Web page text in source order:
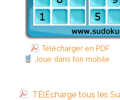
Télécharger en PDF
Joue dans ton mobile
TÈlÈcharge tous les